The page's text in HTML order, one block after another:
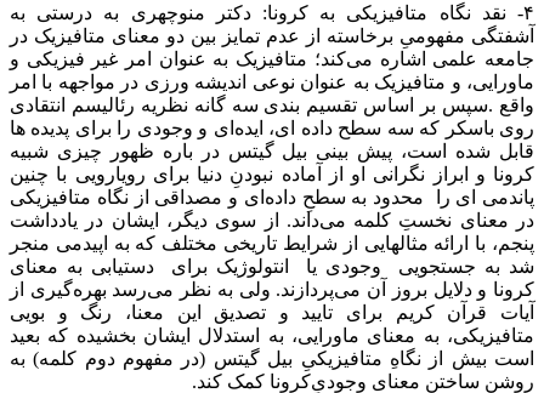
۴- نقد نگاه متافیزیکی به کرونا: دکتر منوچهری به درستی به
آشفتگی مفهومیِ برخاسته از عدم تمایز بین دو معنای متافیزیک در
جامعه علمی اشاره می‌کند؛ متافیزیک به عنوان امر غیر فیزیکی و
ماورایی، و متافیزیک به عنوان نوعی اندیشه ورزی در مواجهه با امر
واقع .سپس بر اساس تقسیم بندی سه گانه نظریه رئالیسم انتقادی
روی باسکر که سه سطح داده ای، ایده‌ای و وجودی را برای پدیده ها
قابل شده است، پیش بینی بیل گیتس در باره ظهور چیزی شبیه
کرونا و ابراز نگرانی او از آماده نبودنِ دنیا برای رویارویی با چنین
پاندمی ای را محدود به سطحِ داده‌ای و مصداقی از نگاه متافیزیکی
در معنای نخستِ کلمه می‌داند. از سوی دیگر،‌ ایشان در یادداشت
پنجم، با ارائه مثالهایی از شرایط تاریخی مختلف که به اپیدمی منجر
شد به جستجویی وجودی یا انتولوژیک برای دستیابی به معنای
کرونا و دلایل بروز آن می‌پردازند. ولی به نظر می‌رسد بهره‌گیری از
آیات قرآن کریم برای تایید و تصدیق این معنا، رنگ و بویی
متافیزیکی، به معنای ماورایی، به استدلال ایشان بخشیده که بعید
است بیش از نگاهِ متافیزیکیِ بیل گیتس (در مفهوم دوم کلمه) به
روشن ساختنِ معنای وجودیِ‌کرونا کمک کند.